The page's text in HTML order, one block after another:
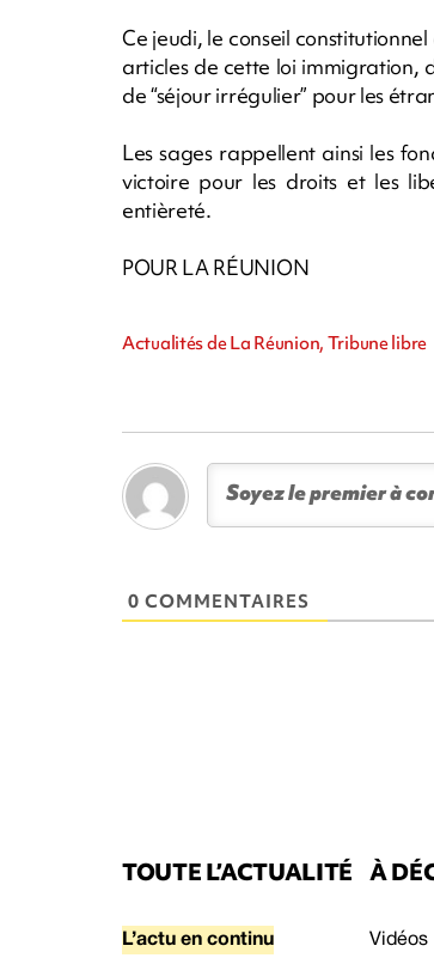
Ce jeudi, le conseil
articles de cette loi immigration,
de “séjour irrégulier” pour les
Les sages rappellent ainsi les
victoire pour les droits et les
entièreté.
POUR LA RÉUNION
Actualités de La Réunion, Tribune libre
0 COMMENTAIRES
TOUTE L’ACTUALITÉ
L’actu en continu
À
Vidéos